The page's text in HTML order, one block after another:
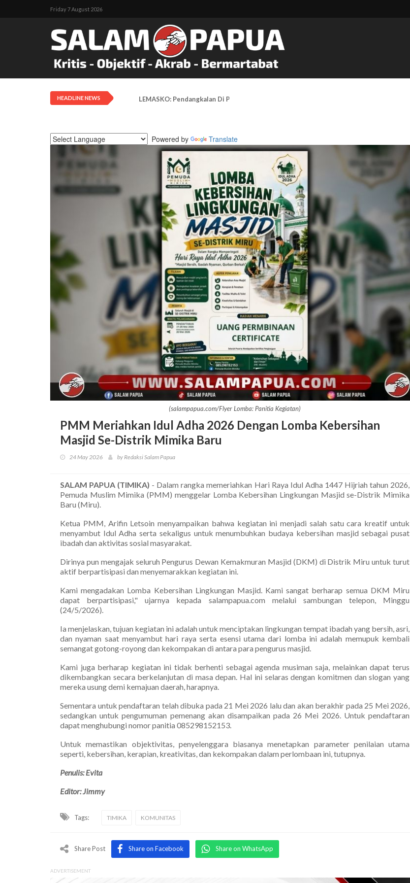
Friday 7 August 2026
HEADLINE NEWS LEMASKO: Pendangkalan Di Pesisir Mimika Bukan Semata Akibat Tailing Freeport
Powered by Translate
(salampapua.com/Flyer Lomba: Panitia Kegiatan)
PMM Meriahkan Idul Adha 2026 Dengan Lomba Kebersihan
Masjid Se-Distrik Mimika Baru
24 May 2026 by Redaksi Salam Papua
SALAM PAPUA (TIMIKA) - Dalam rangka memeriahkan Hari Raya Idul Adha 1447 Hijriah tahun 2026,
Pemuda Muslim Mimika (PMM) menggelar Lomba Kebersihan Lingkungan Masjid se-Distrik Mimika
Baru (Miru).
Ketua PMM, Arifin Letsoin menyampaikan bahwa kegiatan ini menjadi salah satu cara kreatif untuk
menyambut Idul Adha serta sekaligus untuk menumbuhkan budaya kebersihan masjid sebagai pusat
ibadah dan aktivitas sosial masyarakat.
Dirinya pun mengajak seluruh Pengurus Dewan Kemakmuran Masjid (DKM) di Distrik Miru untuk turut
aktif berpartisipasi dan menyemarakkan kegiatan ini.
Kami mengadakan Lomba Kebersihan Lingkungan Masjid. Kami sangat berharap semua DKM Miru
dapat berpartisipasi," ujarnya kepada salampapua.com melalui sambungan telepon, Minggu
(24/5/2026).
Ia menjelaskan, tujuan kegiatan ini adalah untuk menciptakan lingkungan tempat ibadah yang bersih, asri,
dan nyaman saat menyambut hari raya serta esensi utama dari lomba ini adalah memupuk kembali
semangat gotong-royong dan kekompakan di antara para pengurus masjid.
Kami juga berharap kegiatan ini tidak berhenti sebagai agenda musiman saja, melainkan dapat terus
dikembangkan secara berkelanjutan di masa depan. Hal ini selaras dengan komitmen dan slogan yang
mereka usung demi kemajuan daerah, harapnya.
Sementara untuk pendaftaran telah dibuka pada 21 Mei 2026 lalu dan akan berakhir pada 25 Mei 2026,
sedangkan untuk pengumuman pemenang akan disampaikan pada 26 Mei 2026. Untuk pendaftaran
dapat menghubungi nomor panitia 085298152153.
Untuk memastikan objektivitas, penyelenggara biasanya menetapkan parameter penilaian utama
seperti, kebersihan, kerapian, kreativitas, dan kekompakan dalam perlombaan ini, tutupnya.
Penulis: Evita
Editor: Jimmy
Tags: TIMIKA KOMUNITAS
Share Post Share on Facebook Share on WhatsApp
ADVERTISEMENT